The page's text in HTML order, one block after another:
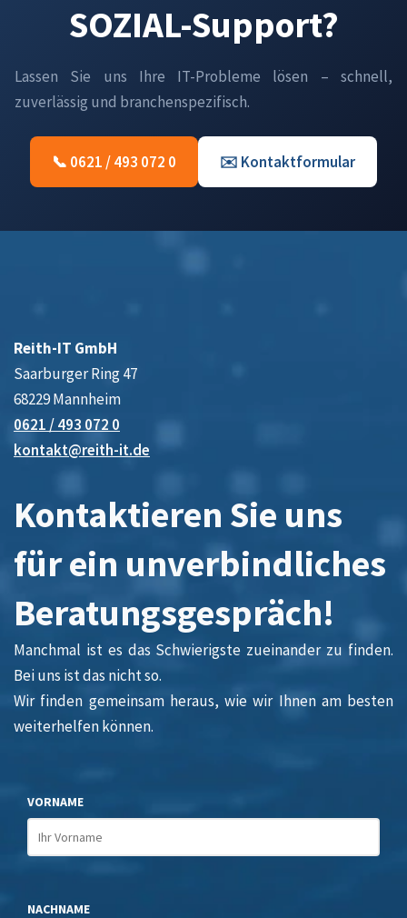
SOZIAL-Support?
Lassen Sie uns Ihre IT-Probleme lösen – schnell,
zuverlässig und branchenspezifisch.
📞 0621 / 493 072 0 ✉️ Kontaktformular
Reith-IT GmbH
Saarburger Ring 47
68229 Mannheim
0621 / 493 072 0
kontakt@reith-it.de
Kontaktieren Sie uns
für ein unverbindliches
Beratungsgespräch!
Manchmal ist es das Schwierigste zueinander zu finden.
Bei uns ist das nicht so.
Wir finden gemeinsam heraus, wie wir Ihnen am besten
weiterhelfen können.
VORNAME
NACHNAME